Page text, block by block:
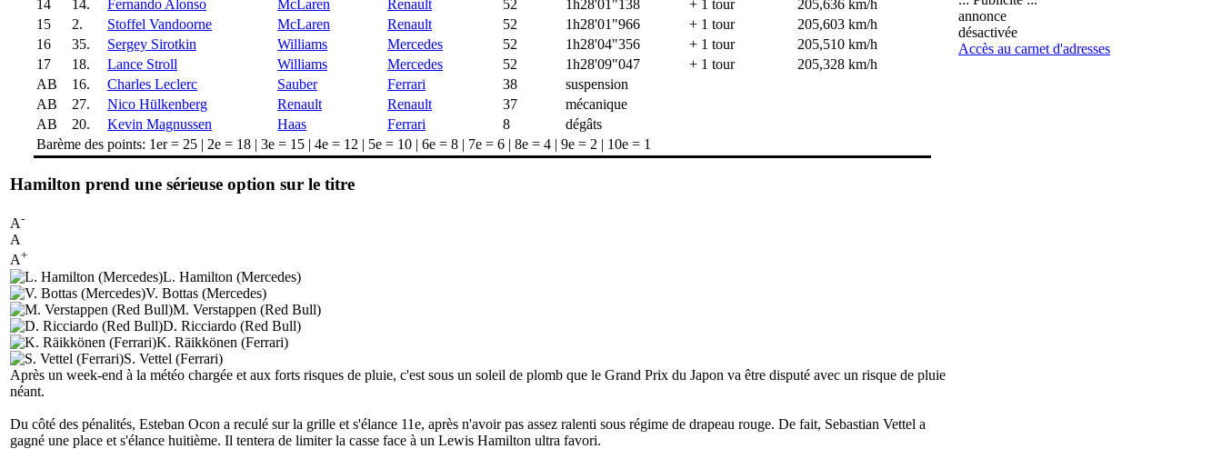
14
14. Fernando Alonso McLaren Renault 52 1h28'01"138 + 1 tour
205,636 km/h
15
2. Stoffel Vandoorne McLaren Renault 52 1h28'01"966 + 1 tour
205,603 km/h
16
35. Sergey Sirotkin Williams Mercedes 52 1h28'04"356 + 1 tour
205,510 km/h
17
18. Lance Stroll Williams Mercedes 52 1h28'09"047 + 1 tour
205,328 km/h
AB
16. Charles Leclerc Sauber Ferrari 38
suspension
AB
27. Nico Hülkenberg Renault Renault 37
mécanique
AB
20. Kevin Magnussen Haas Ferrari 8
dégâts
Barème des points: 1er = 25 | 2e = 18 | 3e = 15 | 4e = 12 | 5e = 10 | 6e = 8 | 7e = 6 | 8e = 4 | 9e = 2 | 10e = 1
Hamilton prend une sérieuse option sur le titre
A-
A
A+
L. Hamilton (Mercedes)
V. Bottas (Mercedes)
M. Verstappen (Red Bull)
D. Ricciardo (Red Bull)
K. Räikkönen (Ferrari)
S. Vettel (Ferrari)
Après un week-end à la météo chargée et aux forts risques de pluie, c'est sous un soleil de plomb que le Grand Prix du Japon va être disputé avec un risque de pluie
néant.
Du côté des pénalités, Esteban Ocon a reculé sur la grille et s'élance 11e, après n'avoir pas assez ralenti sous régime de drapeau rouge. De fait, Sebastian Vettel a
gagné une place et s'élance huitième. Il tentera de limiter la casse face à un Lewis Hamilton ultra favori.
annonce
désactivée
Accès au carnet d'adresses